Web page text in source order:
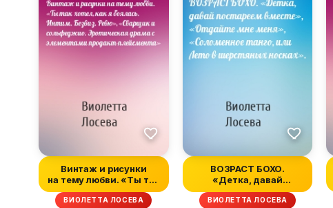
Винтаж и рисунки
на тему любви. «Ты так
хотел, как...
ВИОЛЕТТА ЛОСЕВА
ВОЗРАСТ БОХО.
«Детка, давай
постареем вместе»,
«От...
ВИОЛЕТТА ЛОСЕВА